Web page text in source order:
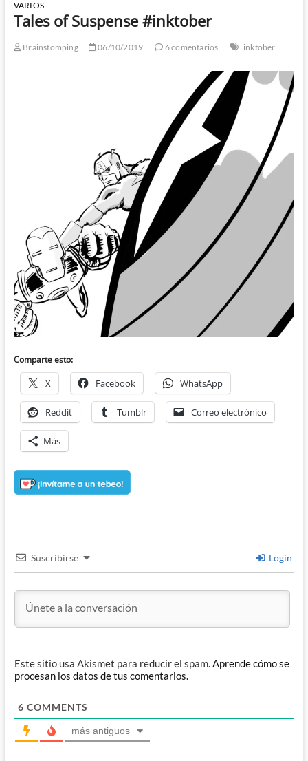
VARIOS
Tales of Suspense #inktober
Brainstomping 06/10/2019 6 comentarios inktober
Comparte esto:
X Facebook WhatsApp
Reddit Tumblr Correo electrónico
Más
Suscribirse Login
Este sitio usa Akismet para reducir el spam.Aprende cómo se
procesan los datos de tus comentarios.
6 COMMENTS
más antiguos